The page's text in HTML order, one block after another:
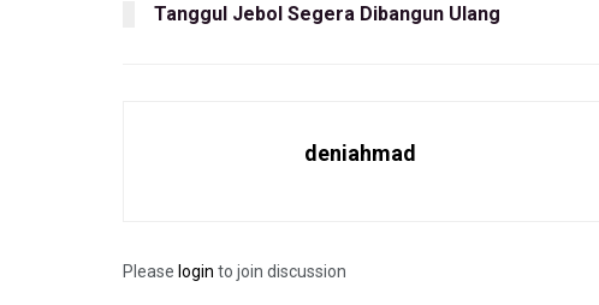
Tanggul Jebol Segera Dibangun Ulang
deniahmad
Please login to join discussion